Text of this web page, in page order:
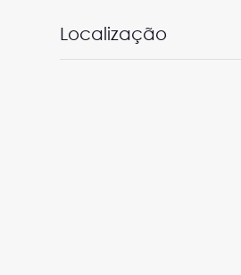
Localização